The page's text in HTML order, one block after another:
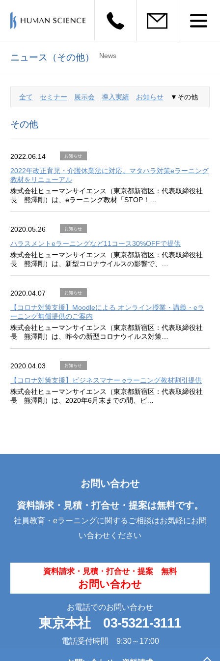
ニュース（その他） News
全て セミナー 展示会 導入実績 お知らせ ▼その他
その他
2022.06.14 お知らせ
2022年改正育児・介護休業法に対応。マタハラ対策eラーニング
教材をリニューアル
株式会社ヒューマンサイエンス（東京都新宿区：代表取締役社
長 熊澤剛）は、eラーニング教材「STOP！…
2020.05.26 お知らせ
ハラスメントeラーニングなど11コース30%OFFで提供
株式会社ヒューマンサイエンス（東京都新宿区：代表取締役社
長 熊澤剛）は、新型コロナウイルスの影響で、…
2020.04.07 お知らせ
【コロナ対策支援】Moodleによる オンライン授業・講義・eラ
ーニング無償提供のご案内
株式会社ヒューマンサイエンス（東京都新宿区：代表取締役社
長 熊澤剛）は、昨今の新型コロナウイルス対策…
2020.04.03 お知らせ
【コロナ対策支援】ビジネスマナー eラーニング教材割引提供
株式会社ヒューマンサイエンス（東京都新宿区：代表取締役社
長 熊澤剛）は、2020年6月末までの間、ビ…
お問い合わせ
資料請求・見積・打合せ・提案は無料です。
社員教育・eラーニングに関するご相談はお気軽にお問
い合わせください
資料請求・見積・打合せ・提案 無料
お問い合わせ
お電話でのお問い合わせ
東京本社 03-5321-3111
電話受付時間 9:30～17:00